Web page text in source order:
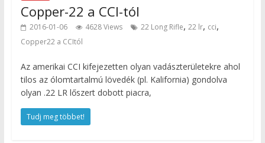
Copper-22 a CCI-tól
2016-01-06 4628 Views 22 Long Rifle, 22 lr, cci,
Copper22 a CCItól
Az amerikai CCI kifejezetten olyan vadászterületekre ahol
tilos az ólomtartalmú lövedék (pl. Kalifornia) gondolva
olyan .22 LR lőszert dobott piacra,
Tudj meg többet!